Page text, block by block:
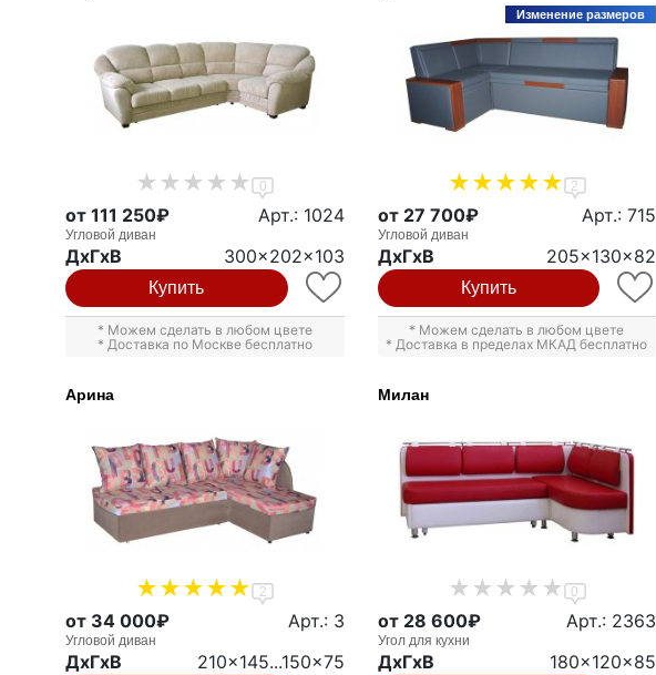
0
от 111 250₽ Арт.: 1024
Угловой диван
ДxГxВ 300x202x103
Купить
* Можем сделать в любом цвете
* Доставка по Москве бесплатно
Изменение размеров
2
от 27 700₽ Арт.: 715
Угловой диван
ДxГxВ 205x130x82
Купить
* Можем сделать в любом цвете
* Доставка в пределах МКАД бесплатно
Арина
2
от 34 000₽ Арт.: 3
Угловой диван
ДxГxВ 210x145...150x75
Милан
0
от 28 600₽ Арт.: 2363
Угол для кухни
ДxГxВ 180x120x85